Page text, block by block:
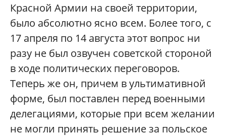
Красной Армии на своей территории,
было абсолютно ясно всем. Более того, с
17 апреля по 14 августа этот вопрос ни
разу не был озвучен советской стороной
в ходе политических переговоров.
Теперь же он, причем в ультимативной
форме, был поставлен перед военными
делегациями, которые при всем желании
не могли принять решение за польское